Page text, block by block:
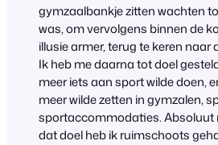
gymzaalbankje zitten wachten
was, om vervolgens binnen de
illusie armer, terug te keren naar
Ik heb me daarna tot doel
meer iets aan sport wilde doen,
meer wilde zetten in gymzalen,
sportaccommodaties. Absoluut
dat doel heb ik ruimschoots